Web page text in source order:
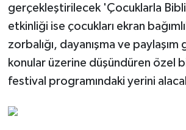
gerçekleştirilecek 'Çocuklarla
etkinliği ise çocukları ekran
zorbalığı, dayanışma ve paylaşım
konular üzerine düşündüren özel
festival programındaki yerini